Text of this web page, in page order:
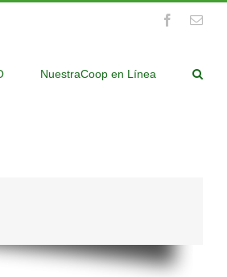
Facebook
NuestraCoop en Línea